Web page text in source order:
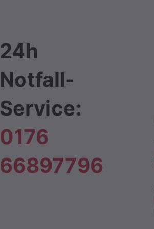
24h
Notfall-
Service:
0176
66897796‬